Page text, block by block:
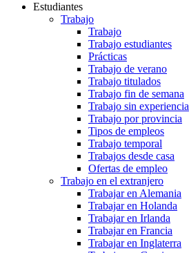
Estudiantes
Trabajo
Trabajo
Trabajo estudiantes
Prácticas
Trabajo de verano
Trabajo titulados
Trabajo fin de semana
Trabajo sin experiencia
Trabajo por provincia
Tipos de empleos
Trabajo temporal
Trabajos desde casa
Ofertas de empleo
Trabajo en el extranjero
Trabajar en Alemania
Trabajar en Holanda
Trabajar en Irlanda
Trabajar en Francia
Trabajar en Inglaterra